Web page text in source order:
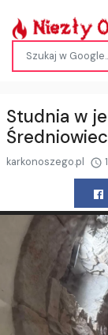
Studnia w
karkonoszego.pl